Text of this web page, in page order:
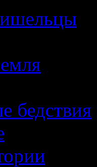
бедствия